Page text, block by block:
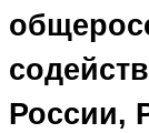
России,